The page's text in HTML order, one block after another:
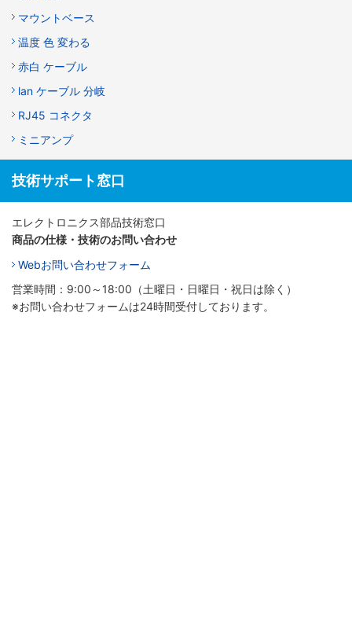
マウントベース
温度 色 変わる
赤白 ケーブル
lan ケーブル 分岐
RJ45 コネクタ
ミニアンプ
技術サポート窓口
エレクトロニクス部品技術窓口
商品の仕様・技術のお問い合わせ
Webお問い合わせフォーム
営業時間：9:00～18:00（土曜日・日曜日・祝日は除く）
※お問い合わせフォームは24時間受付しております。